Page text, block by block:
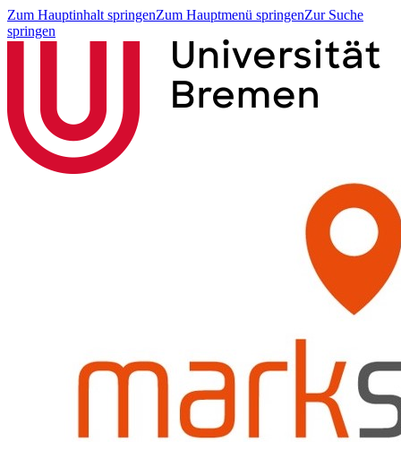
Zum Hauptinhalt springenZum Hauptmenü springenZur Suche
springen